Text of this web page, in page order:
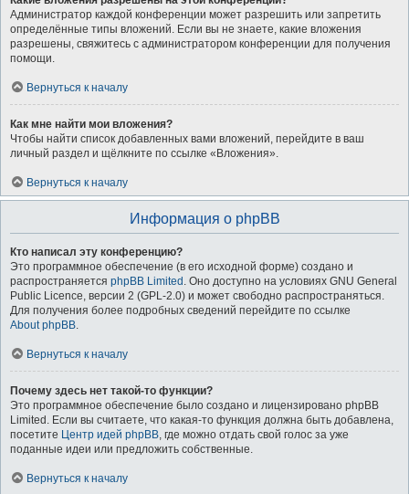
Администратор каждой конференции может разрешить или запретить
определённые типы вложений. Если вы не знаете, какие вложения
разрешены, свяжитесь с администратором конференции для получения
помощи.
Вернуться к началу
Как мне найти мои вложения?
Чтобы найти список добавленных вами вложений, перейдите в ваш
личный раздел и щёлкните по ссылке «Вложения».
Вернуться к началу
Информация о phpBB
Кто написал эту конференцию?
Это программное обеспечение (в его исходной форме) создано и
распространяется phpBB Limited . Оно доступно на условиях GNU General
Public Licence, версии 2 (GPL-2.0) и может свободно распространяться.
Для получения более подробных сведений перейдите по ссылке
About phpBB.
Вернуться к началу
Почему здесь нет такой-то функции?
Это программное обеспечение было создано и лицензировано phpBB
Limited. Если вы считаете, что какая-то функция должна быть добавлена,
посетите Центр идей phpBB, где можно отдать свой голос за уже
поданные идеи или предложить собственные.
Вернуться к началу